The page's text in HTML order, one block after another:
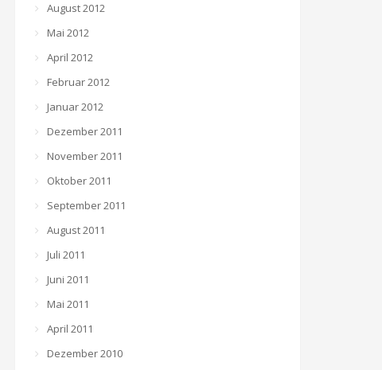
August 2012
Mai 2012
April 2012
Februar 2012
Januar 2012
Dezember 2011
November 2011
Oktober 2011
September 2011
August 2011
Juli 2011
Juni 2011
Mai 2011
April 2011
Dezember 2010